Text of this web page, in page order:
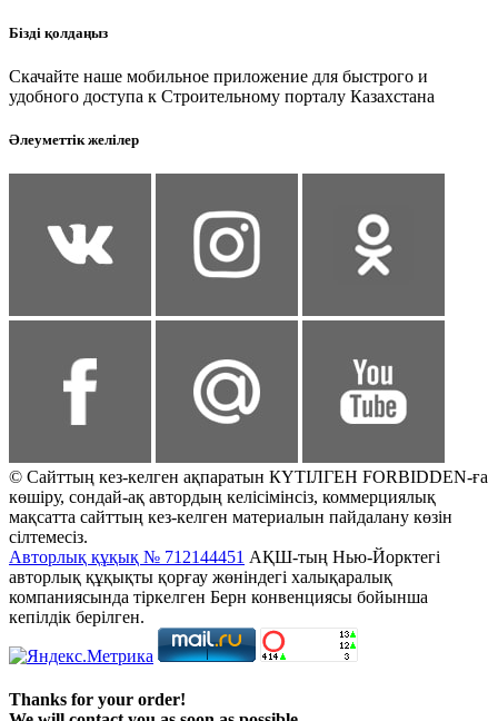
Бізді қолдаңыз
Скачайте наше мобильное приложение для быстрого и
удобного доступа к Строительному порталу Казахстана
Әлеуметтік желілер
© Сайттың кез-келген ақпаратын КҮТІЛГЕН FORBIDDEN-ға
көшіру, сондай-ақ автордың келісімінсіз, коммерциялық
мақсатта сайттың кез-келген материалын пайдалану көзін
сілтемесіз.
Авторлық құқық № 712144451 АҚШ-тың Нью-Йорктегі
авторлық құқықты қорғау жөніндегі халықаралық
компаниясында тіркелген Берн конвенциясы бойынша
кепілдік берілген.
Thanks for your order!